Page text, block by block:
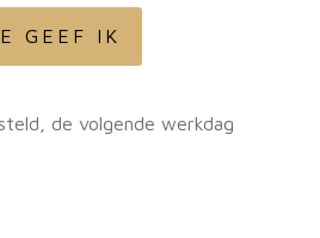
GEEF IK
de volgende werkdag